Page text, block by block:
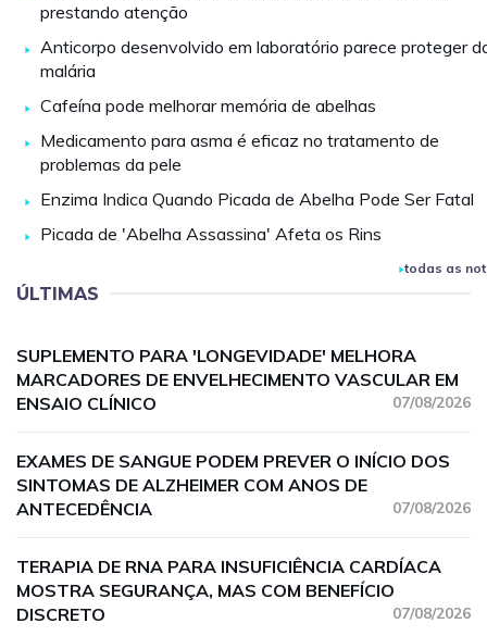
prestando atenção
Anticorpo desenvolvido em laboratório parece proteger
malária
Cafeína pode melhorar memória de abelhas
Medicamento para asma é eficaz no tratamento de
problemas da pele
Enzima Indica Quando Picada de Abelha Pode Ser Fatal
Picada de 'Abelha Assassina' Afeta os Rins
todas as
ÚLTIMAS
SUPLEMENTO PARA 'LONGEVIDADE' MELHORA
MARCADORES DE ENVELHECIMENTO VASCULAR EM
ENSAIO CLÍNICO
07/08/2026
EXAMES DE SANGUE PODEM PREVER O INÍCIO DOS
SINTOMAS DE ALZHEIMER COM ANOS DE
ANTECEDÊNCIA
07/08/2026
TERAPIA DE RNA PARA INSUFICIÊNCIA CARDÍACA
MOSTRA SEGURANÇA, MAS COM BENEFÍCIO
DISCRETO
07/08/2026